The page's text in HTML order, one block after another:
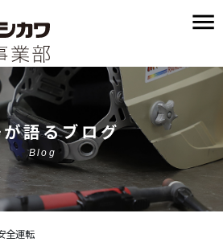
語るブログ
Blog
全運転